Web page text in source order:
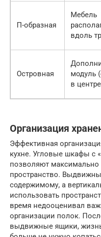
П-образная
Мебель
вдоль
Островная
модуль
в
Организация
Эффективная
кухне. Угловые шкафы с
позволяют максимально
пространство.
содержимому, а
использовать
время недооценивал
организации полок.
выдвижные ящики,